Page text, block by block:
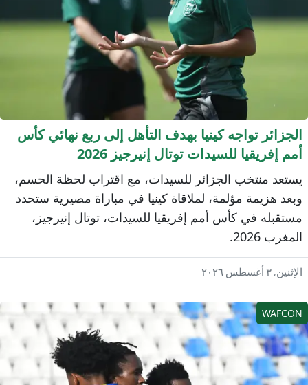
تواجه كينيا بهدف التأهل إلى ربع نهائي كأس
إفريقيا للسيدات توتال إنيرجيز 2026
منتخب الجزائر للسيدات، مع اقتراب لحظة الحسم،
هزيمة مؤلمة، لملاقاة كينيا في مباراة مصيرية ستحدد
في كأس أمم إفريقيا للسيدات، توتال إنيرجيز،
2026.
٣ أغسطس ٢٠٢٦